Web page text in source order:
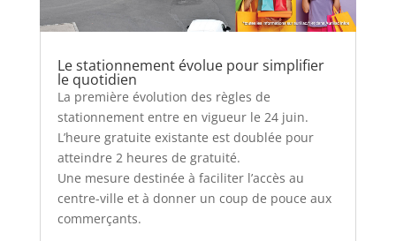
Le stationnement évolue pour simplifier
le quotidien
La première évolution des règles de
stationnement entre en vigueur le 24 juin.
L’heure gratuite existante est doublée pour
atteindre 2 heures de gratuité.
Une mesure destinée à faciliter l’accès au
centre-ville et à donner un coup de pouce aux
commerçants.